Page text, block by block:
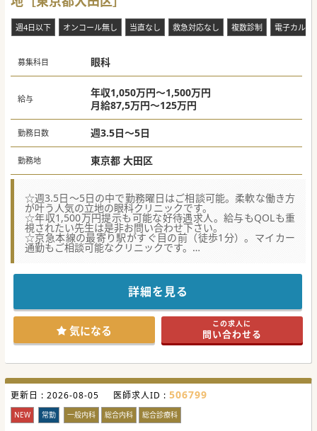
週4日以下 オンコール無し 当直なし 救急対応なし 複数診制 電子カルテ
募集科目 眼科
給与
年収1,050万円～1,500万円
月給87,5万円～125万円
勤務日数 週3.5日～5日
勤務地 東京都 大田区
☆週3.5日～5日の中で勤務曜日はご相談可能。柔軟な働き方
が叶う人気の立地の眼科クリニックです。
☆年収1,500万円提示も可能な好待遇求人。給与もQOLも重
視されたい先生は是非お問い合わせ下さい。
☆京急本線の最寄り駅がすぐ目の前（徒歩1分）。マイカー
通勤もご相談可能なクリニックです。
院長先生との2診体制のため、落ち着いて外来診療に取り組
月曜日から日曜日まで診療は行っておられますが、勤務曜日
はご相談可能です。
入職時期のご相談（春入職・秋入職など）や、詳しい条件確
認もお気軽にお問い合わせください！
#春入職可 #秋入職可
詳細を見る
気になる この求人に
問い合わせる
更新日 : 2026-08-05 医師求人ID : 506799
NEW 常勤 一般内科 総合内科 総合診療科